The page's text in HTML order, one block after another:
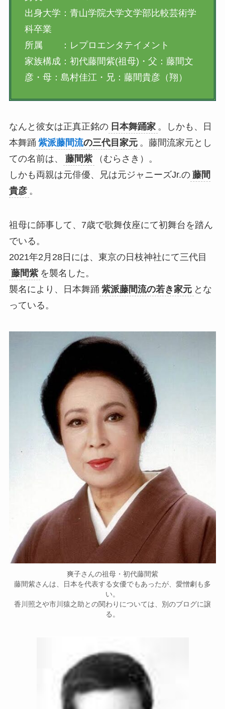
出身大学：青山学院大学文学部比較芸術学
科卒業
所属 ：レプロエンタテイメント
家族構成：初代藤間紫(祖母)・父：藤間文
彦・母：島村佳江・兄：藤間貴彦（翔）
なんと彼女は正真正銘の 日本舞踊家 。しかも、日
本舞踊 紫派藤間流の三代目家元 。藤間流家元とし
ての名前は、
藤間紫
（むらさき）。
しかも両親は元俳優、兄は元ジャニーズJr.の 藤間
貴彦 。
祖母に師事して、7歳で歌舞伎座にて初舞台を踏ん
でいる。
2021年2月28日には、東京の日枝神社にて三代目
藤間紫 を襲名した。
襲名により、日本舞踊 紫派藤間流の若き家元 とな
っている。
爽子さんの祖母・初代藤間紫
藤間紫さんは、日本を代表する女優でもあったが、愛憎劇も多
い。
香川照之や市川猿之助との関わりについては、別のブログに譲
る。